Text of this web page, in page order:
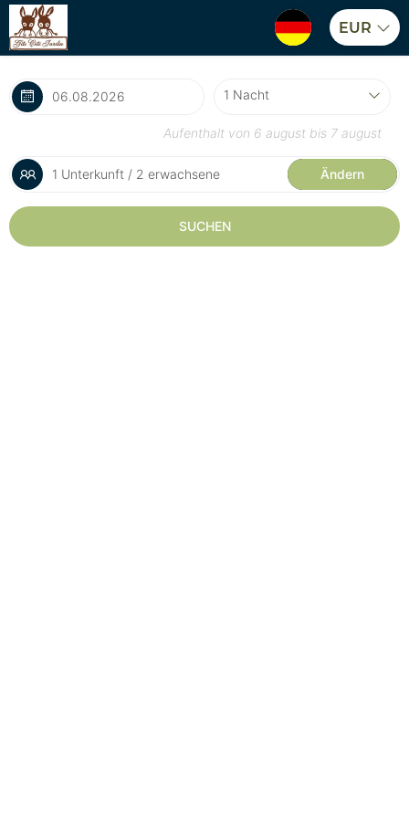
EUR
Aufenthalt von 6 august bis 7 august
1 Unterkunft / 2 erwachsene Ändern